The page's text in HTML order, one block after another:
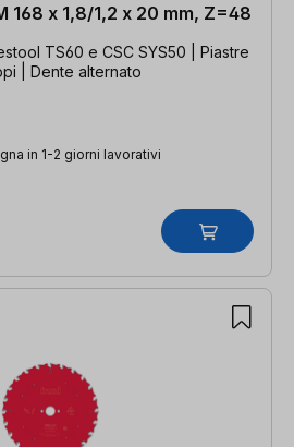
168 x 1,8/1,2 x 20 mm, Z=48
TS60 e CSC SYS50 | Piastre
| Dente alternato
in 1-2 giorni lavorativi